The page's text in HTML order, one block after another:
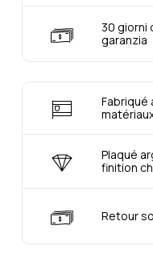
30 giorni
garanzia
Fabriqué
Plaqué
finition
Retour